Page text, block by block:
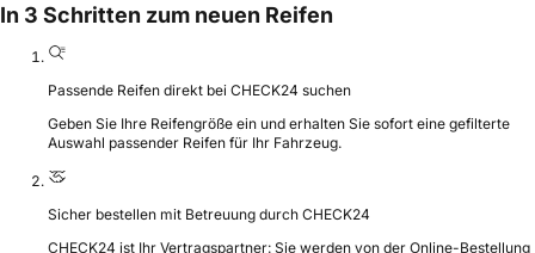
In 3 Schritten zum neuen Reifen
Passende Reifen direkt bei CHECK24 suchen
Geben Sie Ihre Reifengröße ein und erhalten Sie sofort eine gefilterte
Auswahl passender Reifen für Ihr Fahrzeug.
Sicher bestellen mit Betreuung durch CHECK24
CHECK24 ist Ihr Vertragspartner: Sie werden von der Online-Bestellung